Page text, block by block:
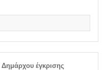
έγκρισης